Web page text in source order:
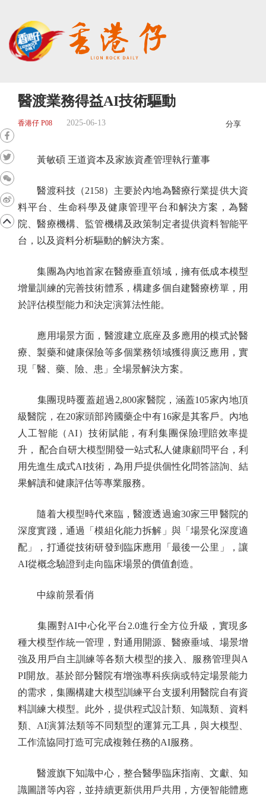
醫渡業務得益AI技術驅動
香港仔 P08 2025-06-13 分享
黃敏碩 王道資本及家族資產管理執行董事
醫渡科技（2158）主要於內地為醫療行業提供大資
料平台、生命科學及健康管理平台和解決方案，為醫
院、醫療機構、監管機構及政策制定者提供資料智能平
台，以及資料分析驅動的解決方案。
集團為內地首家在醫療垂直領域，擁有低成本模型
增量訓練的完善技術體系，構建多個自建醫療榜單，用
於評估模型能力和決定演算法性能。
應用場景方面，醫渡建立底座及多應用的模式於醫
療、製藥和健康保險等多個業務領域獲得廣泛應用，實
現「醫、藥、險、患」全場景解決方案。
集團現時覆蓋超過2,800家醫院，涵蓋105家內地頂
級醫院，在20家頭部跨國藥企中有16家是其客戶。內地
人工智能（AI）技術賦能，有利集團保險理賠效率提
升， 配合自研大模型開發一站式私人健康顧問平台，利
用先進生成式AI技術，為用戶提供個性化問答諮詢、結
果解讀和健康評估等專業服務。
隨着大模型時代來臨，醫渡透過逾30家三甲醫院的
深度實踐，通過「模組化能力拆解」與「場景化深度適
配」，打通從技術研發到臨床應用「最後一公里」，讓
AI從概念驗證到走向臨床場景的價值創造。
中線前景看俏
集團對AI中心化平台2.0進行全方位升級，實現多
種大模型作統一管理，對通用開源、醫療垂域、場景增
強及用戶自主訓練等各類大模型的接入、服務管理與A
PI開放。基於部分醫院有增強專科疾病或特定場景能力
的需求，集團構建大模型訓練平台支援利用醫院自有資
料訓練大模型。此外，提供程式設計類、知識類、資料
類、AI演算法類等不同類型的運算元工具，與大模型、
工作流協同打造可完成複雜任務的AI服務。
醫渡旗下知識中心，整合醫學臨床指南、文獻、知
識圖譜等內容，並持續更新供用戶共用，方便智能體應